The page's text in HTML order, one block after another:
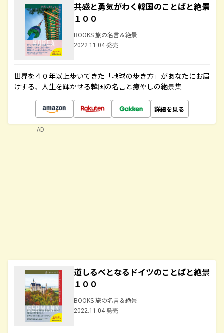
共感と勇気がわく韓国のことばと絶景
１００
BOOKS 旅の名言＆絶景
2022.11.04 発売
世界を４０年以上歩いてきた「地球の歩き方」があなたにお届
けする、人生を輝かせる韓国の名言と癒やしの絶景集
詳細を見る
道しるべとなるドイツのことばと絶景
１００
BOOKS 旅の名言＆絶景
2022.11.04 発売
AD